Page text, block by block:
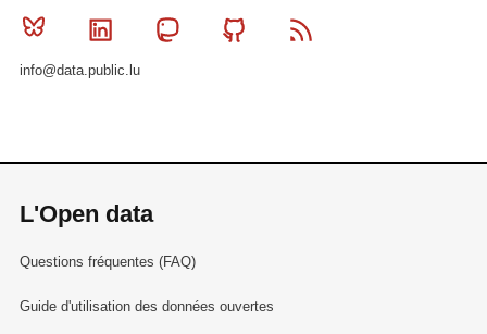
Bluesky Linkedin MastodonGithub
info@data.public.lu
L'Open data
Questions fréquentes (FAQ)
Guide d'utilisation des données ouvertes